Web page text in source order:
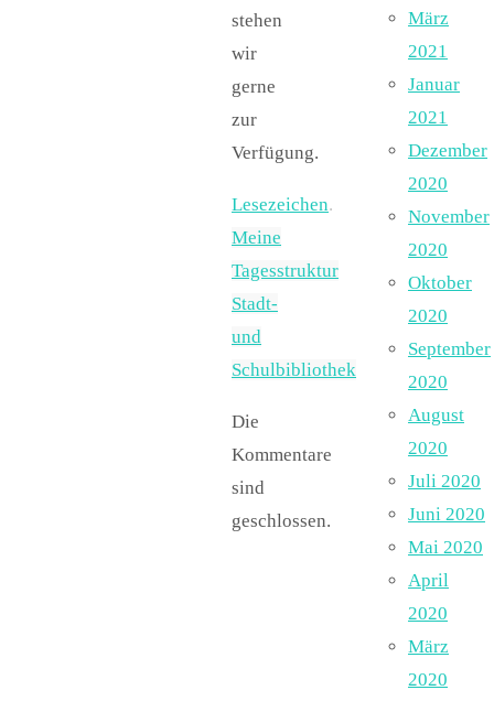
stehen
wir
gerne
zur
Verfügung.
Lesezeichen.
Meine
Tagesstruktur
Stadt-
und
Schulbibliothek
Die
Kommentare
sind
geschlossen.
März
2021
Januar
2021
Dezember
2020
November
2020
Oktober
2020
September
2020
August
2020
Juli 2020
Juni 2020
Mai 2020
April
2020
März
2020